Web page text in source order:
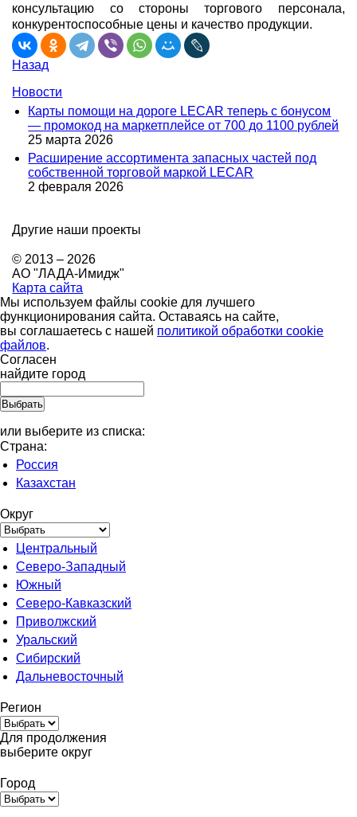
консультацию со стороны торгового персонала,
конкурентоспособные цены и качество продукции.
Назад
Новости
Карты помощи на дороге LECAR теперь с бонусом
— промокод на маркетплейсе от 700 до 1100 рублей
25 марта 2026
Расширение ассортимента запасных частей под
собственной торговой маркой LECAR
2 февраля 2026
Другие наши проекты
© 2013 – 2026
АО "ЛАДА-Имидж"
Карта сайта
Мы используем файлы cookie для лучшего
функционирования сайта. Оставаясь на сайте,
вы соглашаетесь с нашей политикой обработки cookie
файлов.
Согласен
найдите город
или выберите из списка:
Страна:
Россия
Казахстан
Округ
Центральный
Северо-Западный
Южный
Северо-Кавказский
Приволжский
Уральский
Сибирский
Дальневосточный
Регион
Для продолжения
выберите округ
Город